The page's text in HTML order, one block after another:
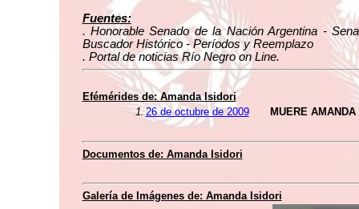
Fuentes:
. Honorable Senado de la Nación Argentina -
Buscador Histórico - Períodos y Reemplazo
. Portal de noticias Río Negro on Line.
Efémérides de: Amanda Isidori
1.26 de octubre de 2009 MUERE
Documentos de: Amanda Isidori
Galería de Imágenes de: Amanda Isidori